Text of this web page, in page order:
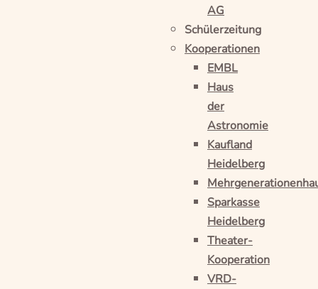
AG
Schülerzeitung
Kooperationen
EMBL
Haus
der
Astronomie
Kaufland
Heidelberg
Sparkasse
Heidelberg
Theater-
Kooperation
VRD-